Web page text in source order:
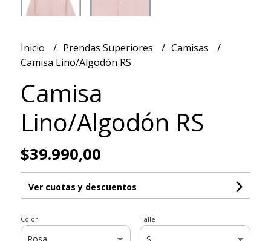
Inicio Prendas Superiores
Camisas
Camisa Lino/Algodón RS
Camisa
Lino/Algodón RS
$39.990,00
Ver cuotas y descuentos
Color Talle